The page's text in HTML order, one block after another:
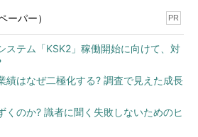
ーパー） PR
ステム「KSK2」稼働開始に向けて、対
績はなぜ二極化する? 調査で見えた成長
くのか? 識者に聞く失敗しないためのヒ